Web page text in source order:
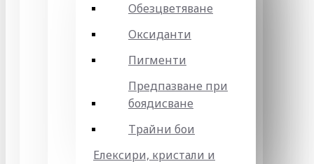
Обезцветяване
Оксиданти
Пигменти
Предпазване при
боядисване
Трайни бои
Елексири, кристали и